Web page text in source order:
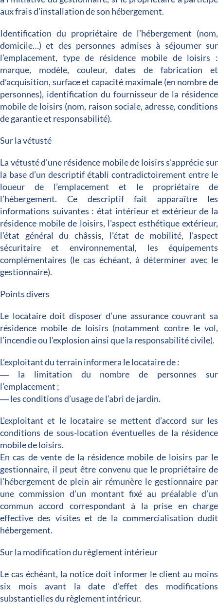
aux frais d’installation de son hébergement.
Identification du propriétaire de l’hébergement (nom,
domicile…) et des personnes admises à séjourner sur
l’emplacement, type de résidence mobile de loisirs :
marque, modèle, couleur, dates de fabrication et
d’acquisition, surface et capacité maximale (en nombre de
personnes), identification du fournisseur de la résidence
mobile de loisirs (nom, raison sociale, adresse, conditions
de garantie et responsabilité).
Sur la vétusté
La vétusté d’une résidence mobile de loisirs s’apprécie sur
la base d’un descriptif établi contradictoirement entre le
loueur de l’emplacement et le propriétaire de
l’hébergement. Ce descriptif fait apparaître les
informations suivantes : état intérieur et extérieur de la
résidence mobile de loisirs, l’aspect esthétique extérieur,
l’état général du châssis, l’état de mobilité, l’aspect
sécuritaire et environnemental, les équipements
complémentaires (le cas échéant, à déterminer avec le
gestionnaire).
Points divers
Le locataire doit disposer d’une assurance couvrant sa
résidence mobile de loisirs (notamment contre le vol,
l’incendie ou l’explosion ainsi que la responsabilité civile).
L’exploitant du terrain informera le locataire de :
― la limitation du nombre de personnes sur
l’emplacement ;
― les conditions d’usage de l’abri de jardin.
L’exploitant et le locataire se mettent d’accord sur les
conditions de sous-location éventuelles de la résidence
mobile de loisirs.
En cas de vente de la résidence mobile de loisirs par le
gestionnaire, il peut être convenu que le propriétaire de
l’hébergement de plein air rémunère le gestionnaire par
une commission d’un montant fixé au préalable d’un
commun accord correspondant à la prise en charge
effective des visites et de la commercialisation dudit
hébergement.
Sur la modification du règlement intérieur
Le cas échéant, la notice doit informer le client au moins
six mois avant la date d’effet des modifications
substantielles du règlement intérieur.